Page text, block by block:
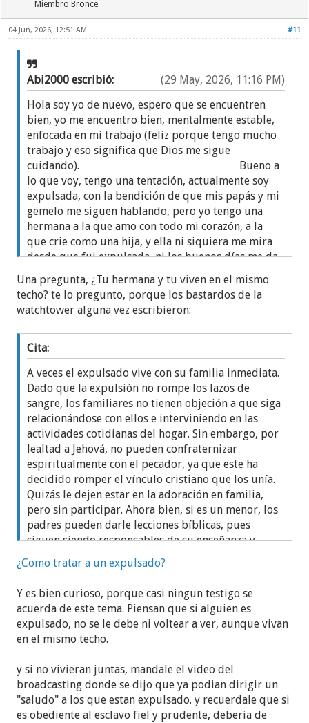
Miembro Bronce
#11
04 Jun, 2026, 12:51 AM
(29 May, 2026, 11:16 PM)
Abi2000 escribió:
Hola soy yo de nuevo, espero que se encuentren
bien, yo me encuentro bien, mentalmente estable,
enfocada en mi trabajo (feliz porque tengo mucho
trabajo y eso significa que Dios me sigue
cuidando). Bueno a
lo que voy, tengo una tentación, actualmente soy
expulsada, con la bendición de que mis papás y mi
gemelo me siguen hablando, pero yo tengo una
hermana a la que amo con todo mi corazón, a la
que crie como una hija, y ella ni siquiera me mira
desde que fui expulsada, ni los buenos días me da
y eso que se puede saludar ahora.
Todos estos meses que no he
podido hablar con ella estuve bien, cada día
aceptando que jamás volveré a tenerla, pero ayer
pensé en volver por ella, dije aguanto lo que tenga
que aguantar y después solo dejo de ir , al menos
¿Es triste verdad?
Con gusto los leo gracias
Una pregunta, ¿Tu hermana y tu viven en el mismo
techo? te lo pregunto, porque los bastardos de la
watchtower alguna vez escribieron:
Cita:
A veces el expulsado vive con su familia inmediata.
Dado que la expulsión no rompe los lazos de
sangre, los familiares no tienen objeción a que siga
relacionándose con ellos e interviniendo en las
actividades cotidianas del hogar. Sin embargo, por
lealtad a Jehová, no pueden confraternizar
espiritualmente con el pecador, ya que este ha
decidido romper el vínculo cristiano que los unía.
Quizás le dejen estar en la adoración en familia,
pero sin participar. Ahora bien, si es un menor, los
padres pueden darle lecciones bíblicas, pues
siguen siendo responsables de su enseñanza y
disciplina (Proverbios 6:20-22; 29:17).b
¿Como tratar a un expulsado?
Y es bien curioso, porque casi ningun testigo se
acuerda de este tema. Piensan que si alguien es
expulsado, no se le debe ni voltear a ver, aunque vivan
en el mismo techo.
y si no vivieran juntas, mandale el video del
broadcasting donde se dijo que ya podian dirigir un
"saludo" a los que estan expulsado. y recuerdale que si
es obediente al esclavo fiel y prudente, deberia de